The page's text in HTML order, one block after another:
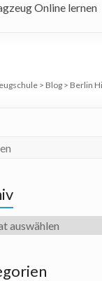
Online lernen
> Blog > Berlin